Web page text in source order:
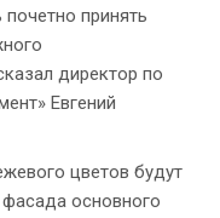
принять
директор по
Евгений
цветов будут
фасада основного